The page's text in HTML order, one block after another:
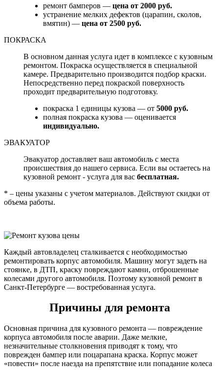
ремонт бамперов — цена от 2000 руб.
устранение мелких дефектов (царапин, сколов,
вмятин) — цена от 2500 руб.
ПОКРАСКА
В основном данная услуга идет в комплексе с кузовным
ремонтом. Покраска осуществляется в специальной
камере. Предварительно производится подбор краски.
Непосредственно перед покраской поверхность
проходит предварительную подготовку.
покраска 1 единицы кузова — от 5000 руб.
полная покраска кузова — оценивается
индивидуально.
ЭВАКУАТОР
Эвакуатор доставляет ваш автомобиль с места
происшествия до нашего сервиса. Если вы остаетесь на
кузовной ремонт - услуга для вас бесплатная.
* – цены указаны с учетом материалов. Действуют скидки от
объема работы.
Каждый автовладелец сталкивается с необходимостью
ремонтировать корпус автомобиля. Машину могут задеть на
стоянке, в ДТП, краску повреждают камни, отброшенные
колесами другого автомобиля. Поэтому кузовной ремонт в
Санкт-Петербурге — востребованная услуга.
Причины для ремонта
Основная причина для кузовного ремонта — повреждение
корпуса автомобиля после аварии. Даже мелкие,
незначительные столкновения приводят к тому, что
поврежден бампер или поцарапана краска. Корпус может
«повести» после наезда на препятствие или попадание колеса